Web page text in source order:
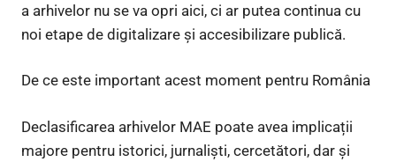
a arhivelor nu se va opri aici, ci ar putea continua cu
noi etape de digitalizare și accesibilizare publică.
De ce este important acest moment pentru România
Declasificarea arhivelor MAE poate avea implicații
majore pentru istorici, jurnaliști, cercetători, dar și